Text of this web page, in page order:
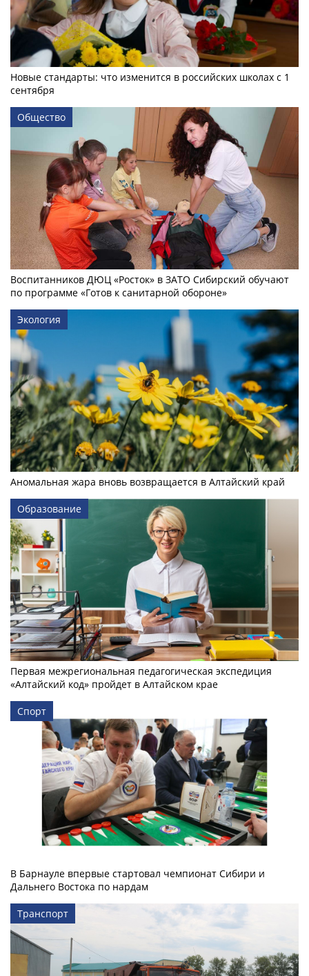
Новые стандарты: что изменится в российских школах с 1
сентября
Общество
Воспитанников ДЮЦ «Росток» в ЗАТО Сибирский обучают
по программе «Готов к санитарной обороне»
Экология
Аномальная жара вновь возвращается в Алтайский край
Образование
Первая межрегиональная педагогическая экспедиция
«Алтайский код» пройдет в Алтайском крае
Спорт
В Барнауле впервые стартовал чемпионат Сибири и
Дальнего Востока по нардам
Транспорт